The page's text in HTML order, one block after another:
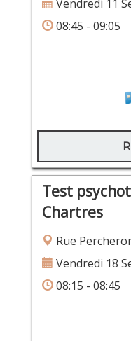
Vendredi 11
08:45 - 09:05
Test
Chartres
Rue
Vendredi 18
08:15 - 08:45